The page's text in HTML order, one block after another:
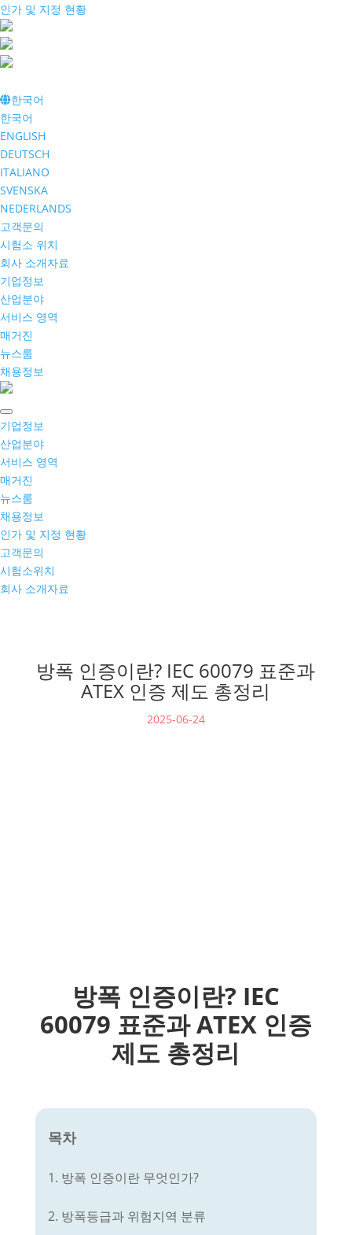
인가 및 지정 현황
한국어
한국어
ENGLISH
DEUTSCH
ITALIANO
SVENSKA
NEDERLANDS
고객문의
시험소 위치
회사 소개자료
기업정보
산업분야
서비스 영역
매거진
뉴스룸
채용정보
기업정보
산업분야
서비스 영역
매거진
뉴스룸
채용정보
인가 및 지정 현황
고객문의
시험소위치
회사 소개자료
방폭 인증이란? IEC 60079 표준과
ATEX 인증 제도 총정리
2025-06-24
방폭 인증이란? IEC
60079 표준과 ATEX 인증
제도 총정리
목차
1. 방폭 인증이란 무엇인가?
2. 방폭등급과 위험지역 분류